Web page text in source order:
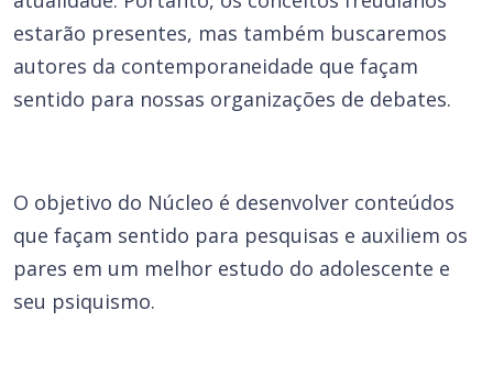
estarão presentes, mas também buscaremos
autores da contemporaneidade que façam
sentido para nossas organizações de debates.
O objetivo do Núcleo é desenvolver conteúdos
que façam sentido para pesquisas e auxiliem os
pares em um melhor estudo do adolescente e
seu psiquismo.